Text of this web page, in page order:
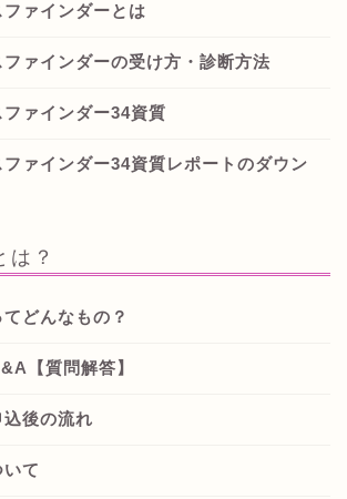
ァインダーとは
ファインダーの受け方・診断方法
ファインダー34資質
ファインダー34資質レポートのダウン
は？
どんなもの？
【質問解答】
後の流れ
て